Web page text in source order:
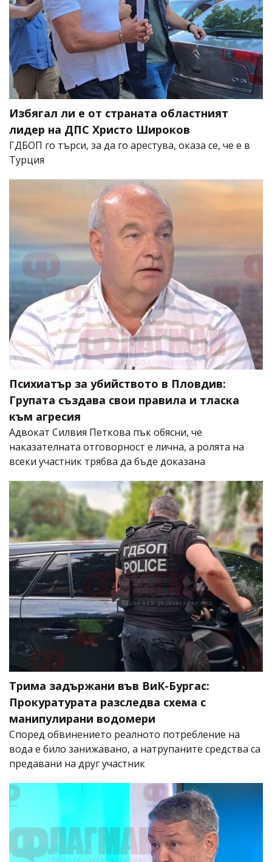
Избягал ли е от страната областният
лидер на ДПС Христо Широков
ГДБОП го търси, за да го арестува, оказа се, че е в
Турция
Психиатър за убийството в Пловдив:
Групата създава свои правила и тласка
към агресия
Адвокат Силвия Петкова пък обясни, че
наказателната отговорност е лична, а ролята на
всеки участник трябва да бъде доказана
Трима задържани във ВиК-Бургас:
Прокуратурата разследва схема с
манипулирани водомери
Според обвинението реалното потребление на
вода е било занижавано, а натрупаните средства са
предавани на друг участник